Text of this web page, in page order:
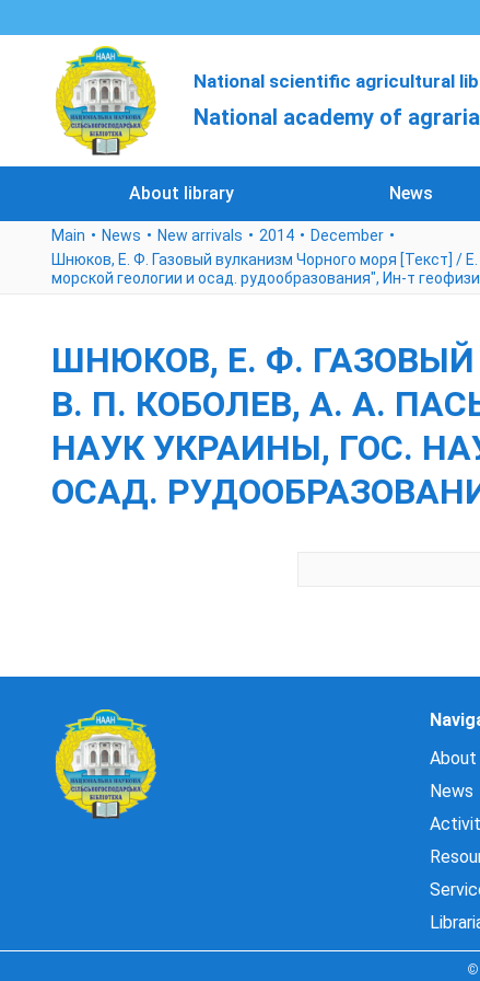
National scientific agricultural
National academy of
About library News
Main News New arrivals 2014
December
Шнюков, Е. Ф. Газовый вулканизм Чорного моря [Текст] /
морской геологии и осад. рудообразования", Ин-т
ШНЮКОВ, Е. Ф.
В. П. КОБОЛЕВ, А. А.
НАУК УКРАИНЫ, ГОС.
ОСАД.
About
News
©